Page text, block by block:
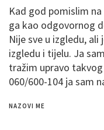
Kad god pomislim
ga kao odgovornog
Nije sve u izgledu,
izgledu i tijelu. Ja
tražim upravo
060/600-104 ja sam
NAZOVI ME